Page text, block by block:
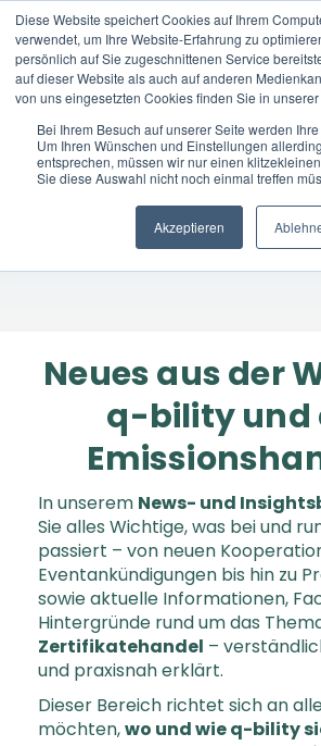
Diese Website speichert Cookies auf Ihrem
verwendet, um Ihre Website-Erfahrung zu
persönlich auf Sie zugeschnittenen Service
auf dieser Website als auch auf anderen
von uns eingesetzten Cookies finden Sie in
Bei Ihrem Besuch auf unserer Seite werden
Um Ihren Wünschen und Einstellungen
entsprechen, müssen wir nur einen
Sie diese Auswahl nicht noch einmal treffen
Akzeptieren
News &
Neues aus der
q-bility und
In unserem News- und
Sie alles Wichtige, was bei und
passiert – von neuen
Eventankündigungen bis hin zu
sowie aktuelle Informationen,
Hintergründe rund um das
Zertifikatehandel –
und praxisnah erklärt.
Dieser Bereich richtet sich an
möchten,wo und wie q-bility